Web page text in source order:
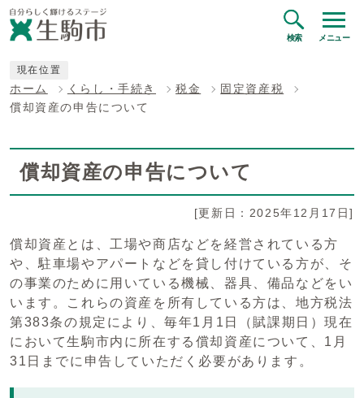
検索 メニュー
現在位置
ホーム くらし・手続き 税金
固定資産税
償却資産の申告について
償却資産の申告について
[更新日：2025年12月17日]
償却資産とは、工場や商店などを経営されている方
や、駐車場やアパートなどを貸し付けている方が、そ
の事業のために用いている機械、器具、備品などをい
います。これらの資産を所有している方は、地方税法
第383条の規定により、毎年1月1日（賦課期日）現在
において生駒市内に所在する償却資産について、1月
31日までに申告していただく必要があります。